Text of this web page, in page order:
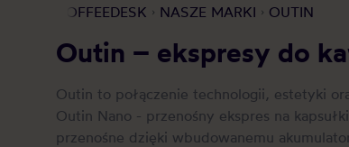
COFFEEDESK NASZE MARKI OUTIN
Outin – ekspresy do
Outin to połączenie technologii, estetyki
Outin Nano - przenośny ekspres na
przenośne dzięki wbudowanemu